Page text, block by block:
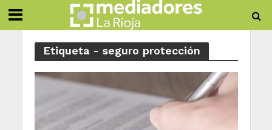
Etiqueta - seguro protección